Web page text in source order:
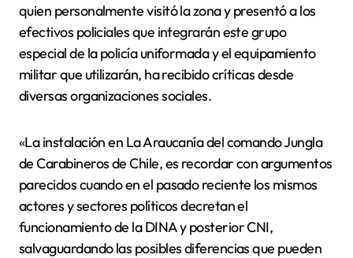
quien personalmente visitó la zona y presentó a los
efectivos policiales que integrarán este grupo
especial de la policía uniformada y el equipamiento
militar que utilizarán, ha recibido críticas desde
diversas organizaciones sociales.
«La instalación en La Araucanía del comando Jungla
de Carabineros de Chile, es recordar con argumentos
parecidos cuando en el pasado reciente los mismos
actores y sectores políticos decretan el
funcionamiento de la DINA y posterior CNI,
salvaguardando las posibles diferencias que pueden